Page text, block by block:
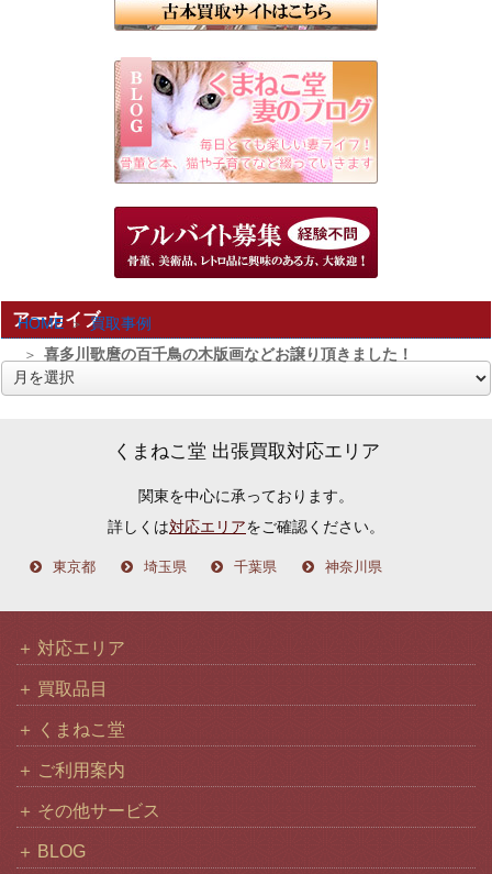
HOME
買取事例
喜多川歌麿の百千鳥の木版画などお譲り頂きました！
アーカイブ
くまねこ堂 出張買取対応エリア
関東を中心に承っております。
詳しくは対応エリアをご確認ください。
東京都 埼玉県 千葉県 神奈川県
対応エリア
買取品目
くまねこ堂
ご利用案内
その他サービス
BLOG